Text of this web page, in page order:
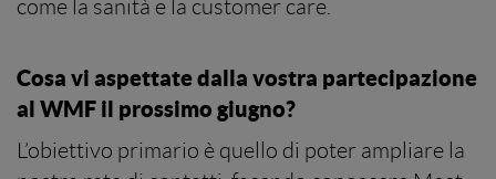
come la sanità e la customer care.
Cosa vi aspettate dalla vostra partecipazione
al WMF il prossimo giugno?
L’obiettivo primario è quello di poter ampliare la